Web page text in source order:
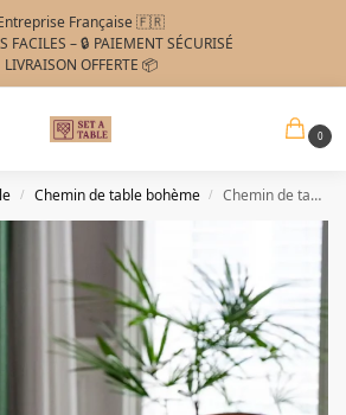
Française 🇫🇷
FACILES – 🔒 PAIEMENT SÉCURISÉ
LIVRAISON OFFERTE 📦
0
/ Chemin de table bohème / Chemin de table esprit toile de jute à pompons orange